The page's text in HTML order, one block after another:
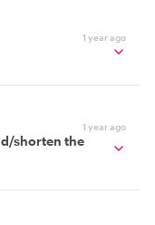
1 year ago
1 year ago
shorten the